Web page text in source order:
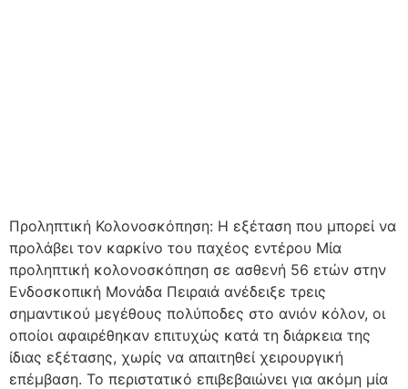
Προληπτική Κολονοσκόπηση: Η εξέταση που μπορεί να
προλάβει τον καρκίνο του παχέος εντέρου Μία
προληπτική κολονοσκόπηση σε ασθενή 56 ετών στην
Ενδοσκοπική Μονάδα Πειραιά ανέδειξε τρεις
σημαντικού μεγέθους πολύποδες στο ανιόν κόλον, οι
οποίοι αφαιρέθηκαν επιτυχώς κατά τη διάρκεια της
ίδιας εξέτασης, χωρίς να απαιτηθεί χειρουργική
επέμβαση. Το περιστατικό επιβεβαιώνει για ακόμη μία